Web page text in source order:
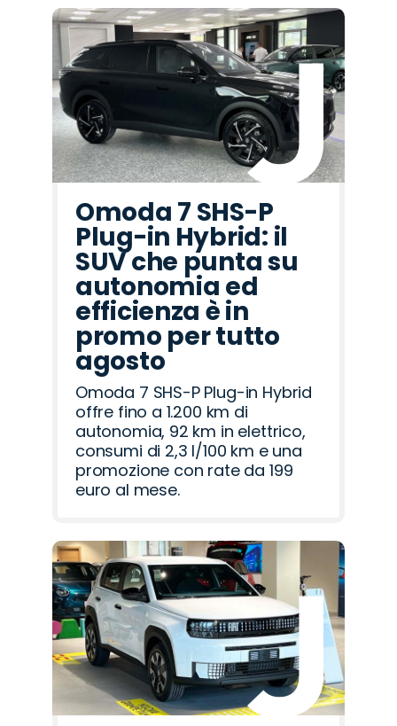
Omoda 7 SHS-P
Plug-in Hybrid: il
SUV che punta su
autonomia ed
efficienza è in
promo per tutto
agosto
Omoda 7 SHS-P Plug-in Hybrid
offre fino a 1.200 km di
autonomia, 92 km in elettrico,
consumi di 2,3 l/100 km e una
promozione con rate da 199
euro al mese.